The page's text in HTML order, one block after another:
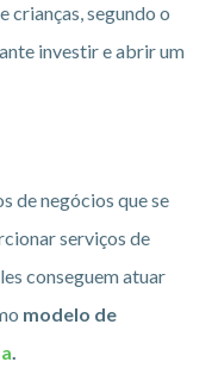
crianças, segundo o
investir e abrir um
de negócios que se
serviços de
conseguem atuar
modelo de
.